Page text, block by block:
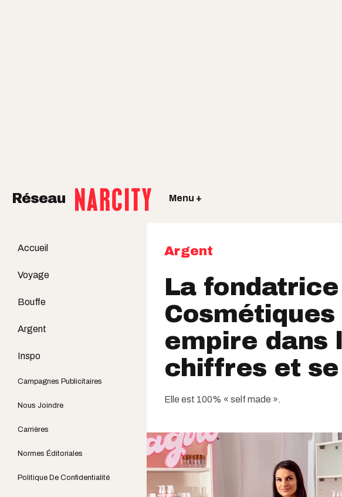
Réseau Menu +
Accueil
Voyage
Bouffe
Argent
Inspo
Campagnes Publicitaires
Nous Joindre
Carrières
Normes Éditoriales
Politique De Confidentialité
Argent
La
empire dans
chiffres et
Elle est 100% « self made ».